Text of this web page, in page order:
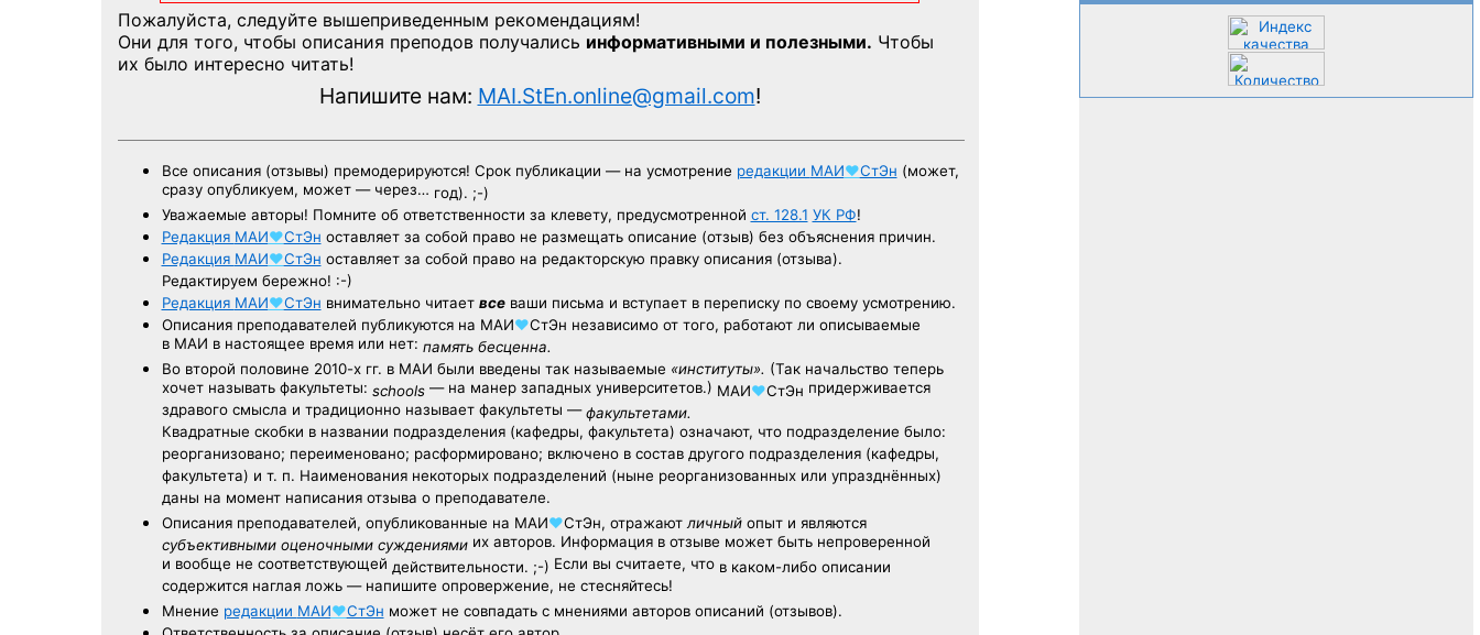
Пожалуйста, следуйте вышеприведенным рекомендациям!
Они для того, чтобы описания преподов получались информативными и полезными. Чтобы
их было интересно читать!
Напишите нам: MAI.StEn.online@gmail.com!
Все описания (отзывы) премодерируются! Срок публикации — на усмотрение редакции МАИ♥СтЭн (может,
сразу опубликуем, может — через… год). ;-)
Уважаемые авторы! Помните об ответственности за клевету, предусмотренной ст. 128.1 УК РФ!
Редакция МАИ♥СтЭн оставляет за собой право не размещать описание (отзыв) без объяснения причин.
Редакция МАИ♥СтЭн оставляет за собой право на редакторскую правку описания (отзыва).
Редактируем бережно! :-)
Редакция МАИ♥СтЭн внимательно читает всеваши письма и вступает в переписку по своему усмотрению.
Описания преподавателей публикуются на МАИ♥СтЭн независимо от того, работают ли описываемые
в МАИ в настоящее время или нет: память бесценна.
Во второй половине 2010-х гг. в МАИ были введены так называемые «институты». (Так начальство теперь
хочет называть факультеты: schools— на манер западных университетов.) МАИ♥СтЭн придерживается
здравого смысла и традиционно называет факультеты —факультетами.
Квадратные скобки в названии подразделения (кафедры, факультета) означают, что подразделение было:
реорганизовано; переименовано; расформировано; включено в состав другого подразделения (кафедры,
факультета) и т. п. Наименования некоторых подразделений (ныне реорганизованных или упразднённых)
даны на момент написания отзыва о преподавателе.
Описания преподавателей, опубликованные на МАИ♥СтЭн, отражают личныйопыт и являются
субъективными оценочными суждениямиих авторов. Информация в отзыве может быть непроверенной
и вообще не соответствующей действительности. ;-) Если вы считаете, что в каком-либо описании
содержится наглая ложь — напишите опровержение, не стесняйтесь!
Мнение редакции МАИ♥СтЭн может не совпадать с мнениями авторов описаний (отзывов).